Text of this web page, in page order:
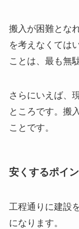
搬入が困難とな
を考えなくては
ことは、最も無
さらにいえば、
ところです。搬
ことです。
安くするポイ
工程通りに建設
になります。